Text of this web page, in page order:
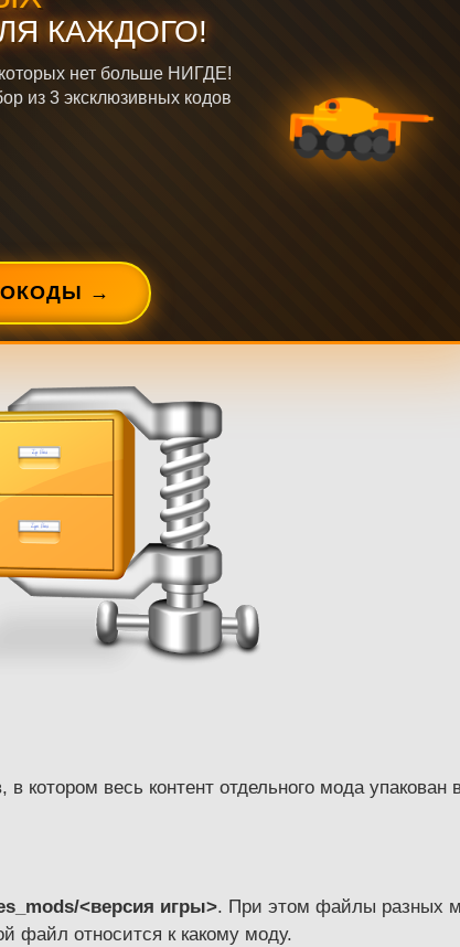
КАЖДОГО!
нет больше НИГДЕ!
из 3 эксклюзивных кодов
→
котором весь контент отдельного мода
<версия игры>. При этом файлы разных
файл относится к какому моду.